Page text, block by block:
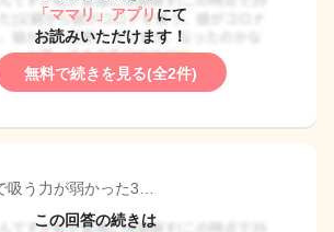
「ママリ」アプリ にて
お読みいただけます！
無料で続きを見る(全2件)
吸う力が弱かった3…
この回答の続きは